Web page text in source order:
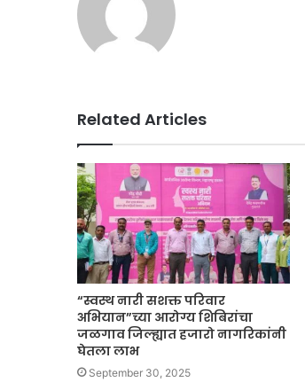
Related Articles
“स्वस्थ नारी सशक्त परिवार
अभियान”च्या आरोग्य शिबिरांचा
जळगाव जिल्ह्यात हजारो नागरिकांनी
घेतला लाभ
September 30, 2025